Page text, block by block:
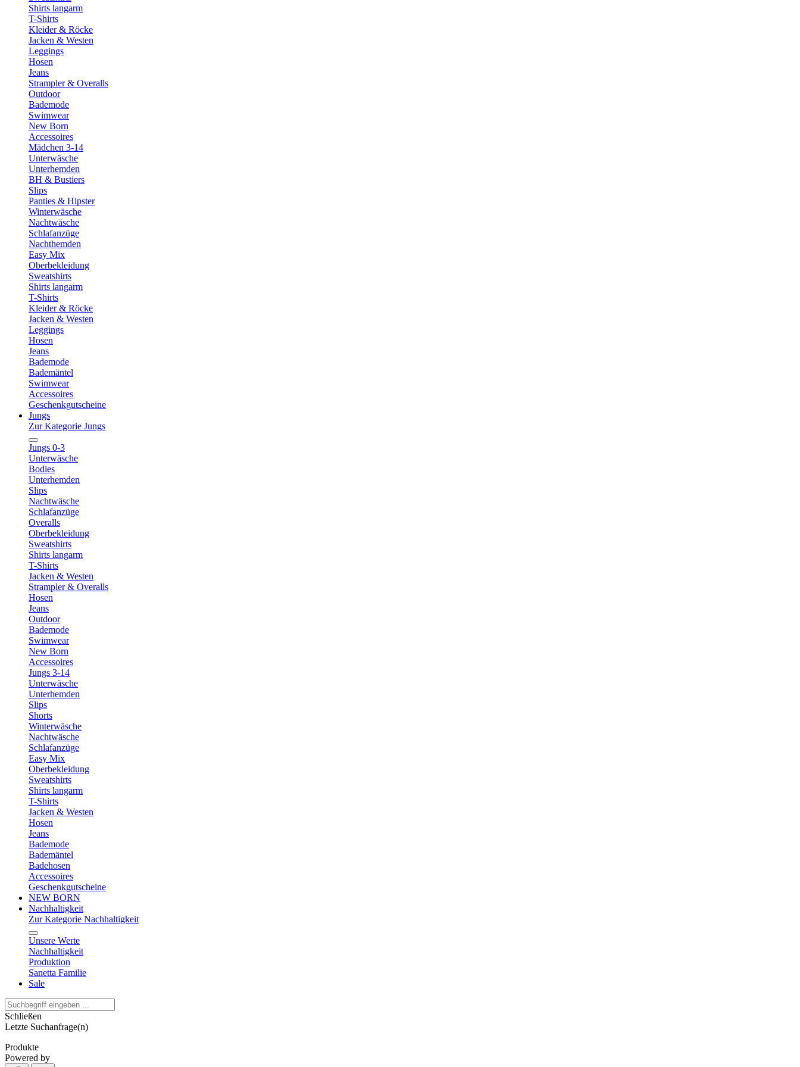
Shirts langarm
T-Shirts
Kleider & Röcke
Jacken & Westen
Leggings
Hosen
Jeans
Strampler & Overalls
Outdoor
Bademode
Swimwear
New Born
Accessoires
Mädchen 3-14
Unterwäsche
Unterhemden
BH & Bustiers
Slips
Panties & Hipster
Winterwäsche
Nachtwäsche
Schlafanzüge
Nachthemden
Easy Mix
Oberbekleidung
Sweatshirts
Shirts langarm
T-Shirts
Kleider & Röcke
Jacken & Westen
Leggings
Hosen
Jeans
Bademode
Bademäntel
Swimwear
Accessoires
Geschenkgutscheine
Jungs
Zur Kategorie Jungs
Jungs 0-3
Unterwäsche
Bodies
Unterhemden
Slips
Nachtwäsche
Schlafanzüge
Overalls
Oberbekleidung
Sweatshirts
Shirts langarm
T-Shirts
Jacken & Westen
Strampler & Overalls
Hosen
Jeans
Outdoor
Bademode
Swimwear
New Born
Accessoires
Jungs 3-14
Unterwäsche
Unterhemden
Slips
Shorts
Winterwäsche
Nachtwäsche
Schlafanzüge
Easy Mix
Oberbekleidung
Sweatshirts
Shirts langarm
T-Shirts
Jacken & Westen
Hosen
Jeans
Bademode
Bademäntel
Badehosen
Accessoires
Geschenkgutscheine
NEW BORN
Nachhaltigkeit
Zur Kategorie Nachhaltigkeit
Unsere Werte
Nachhaltigkeit
Produktion
Sanetta Familie
Sale
Schließen
Letzte Suchanfrage(n)
Produkte
Powered by